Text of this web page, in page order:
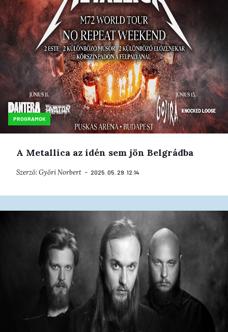
PROGRAMOK
A Metallica az idén sem jön Belgrádba
Szerző:Győri Norbert 2025. 05. 29. 12:14